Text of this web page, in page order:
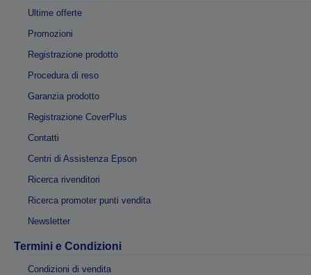
Ultime offerte
Promozioni
Registrazione prodotto
Procedura di reso
Garanzia prodotto
Registrazione CoverPlus
Contatti
Centri di Assistenza Epson
Ricerca rivenditori
Ricerca promoter punti vendita
Newsletter
Termini e Condizioni
Condizioni di vendita